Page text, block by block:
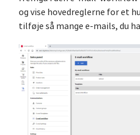
og vise hovedreglerne for et
tilføje så mange e-mails, du